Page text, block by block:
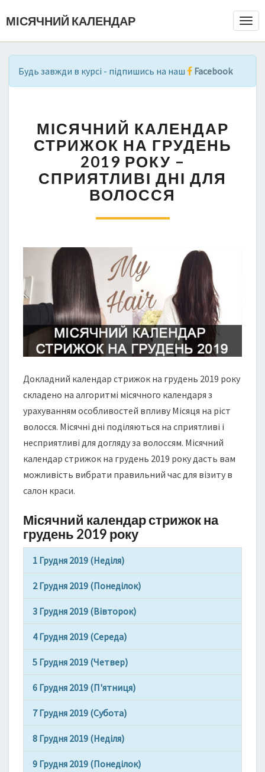
МІСЯЧНИЙ КАЛЕНДАР
Будь завжди в курсі - підпишись на наш Facebook
С
Я
Ч
Н
И
К
Е
Н
Д
А
Р
С
Т
Р
Ж
К
Н
А
Г
У
Д
Ь
2
0
9
Р
О
К
У
С
Р
И
Я
Л
В
І
МІСЯЧНИЙ КАЛЕНДАР
СТРИЖОК НА ГРУДЕНЬ
2019 РОКУ –
СПРИЯТЛИВІ ДНІ ДЛЯ
ВОЛОССЯ
Докладний календар стрижок на грудень 2019 року
складено на алгоритмі місячного календаря з
урахуванням особливостей впливу Місяця на ріст
волосся. Місячні дні поділяються на сприятливі і
несприятливі для догляду за волоссям. Місячний
календар стрижок на грудень 2019 року дасть вам
можливість вибрати правильний час для візиту в
салон краси.
Місячний календар стрижок на
грудень 2019 року
1 Грудня 2019 (Неділя)
2 Грудня 2019 (Понеділок)
3 Грудня 2019 (Вівторок)
4 Грудня 2019 (Середа)
5 Грудня 2019 (Четвер)
6 Грудня 2019 (П'ятниця)
7 Грудня 2019 (Субота)
8 Грудня 2019 (Неділя)
9 Грудня 2019 (Понеділок)